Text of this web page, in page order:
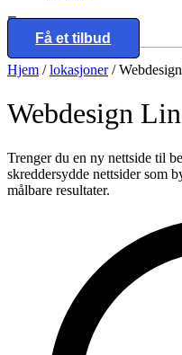
Eng
Få et tilbud
Hjem /lokasjoner/
Webdesign
Trenger du en ny nettside til
skreddersydde nettsider som
målbare resultater.